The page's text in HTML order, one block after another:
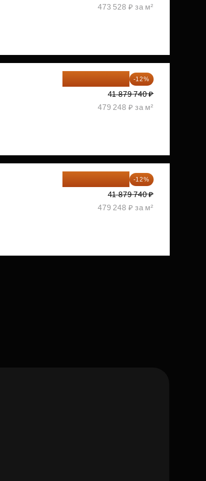
473 528 ₽ за м²
-12%
41 879 740 ₽
479 248 ₽ за м²
-12%
41 879 740 ₽
479 248 ₽ за м²